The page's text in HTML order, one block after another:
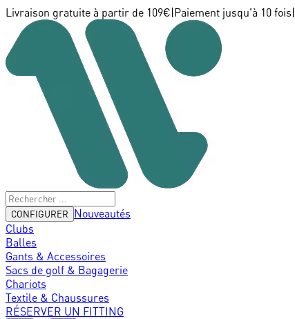
Livraison gratuite à partir de 109€ Paiement jusqu'à 10 fois
CONFIGURER
Nouveautés
Clubs
Balles
Gants & Accessoires
Sacs de golf & Bagagerie
Chariots
Textile & Chaussures
RÉSERVER UN FITTING